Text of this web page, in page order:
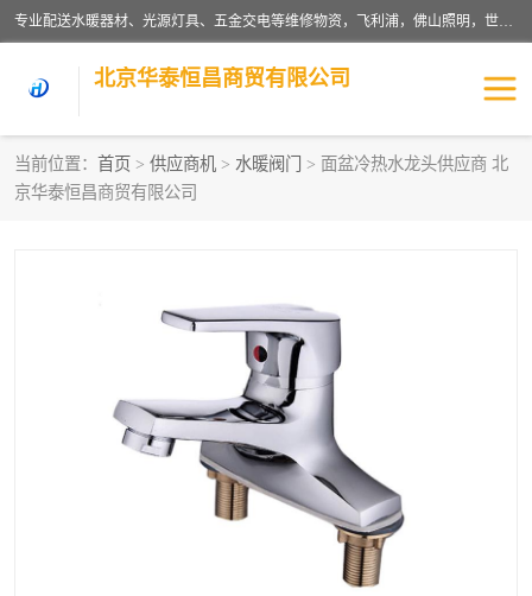
专业配送水暖器材、光源灯具、五金交电等维修物资，飞利浦，佛山照明，世达，博世，九牧，特陶等各产品涉及国内外知名品牌。公司专注与物业、学校、酒店、工厂等单位合作，提供一站式配送服务，降低客户综合成本。依托电子商务改变传统模式，以专业的团队为客户提供24H物资配送到达，货到月结、统一开票，便捷退换等服务，提高了企业的运营效率。
北京华泰恒昌商贸有限公司
当前位置： 首页 > 供应商机 > 水暖阀门
> 面盆冷热水龙头供应商 北
京华泰恒昌商贸有限公司
水暖阀门